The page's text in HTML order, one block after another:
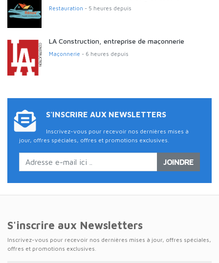
Restauration - 5 heures depuis
LA Construction, entreprise de maçonnerie
Maçonnerie - 6 heures depuis
S'INSCRIRE AUX NEWSLETTERS
Inscrivez-vous pour recevoir nos dernières mises à
jour, offres spéciales, offres et promotions exclusives.
JOINDRE
S'inscrire aux Newsletters
Inscrivez-vous pour recevoir nos dernières mises à jour, offres spéciales,
offres et promotions exclusives.